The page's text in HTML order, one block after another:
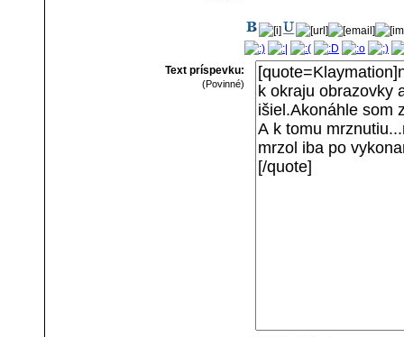
Text príspevku:
(Povinné)